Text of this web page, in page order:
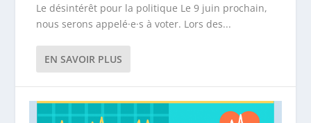
Le désintérêt pour la politique Le 9 juin prochain,
nous serons appelé·e·s à voter. Lors des...
EN SAVOIR PLUS